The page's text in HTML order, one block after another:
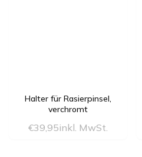
Halter für Rasierpinsel,
verchromt
€39,95inkl. MwSt.